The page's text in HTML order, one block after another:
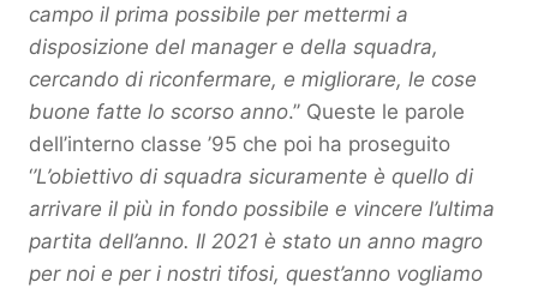
campo il prima possibile per mettermi a
disposizione del manager e della squadra,
cercando di riconfermare, e migliorare, le cose
buone fatte lo scorso anno.’’ Queste le parole
dell’interno classe ’95 che poi ha proseguito
‘’L’obiettivo di squadra sicuramente è quello di
arrivare il più in fondo possibile e vincere l’ultima
partita dell’anno. Il 2021 è stato un anno magro
per noi e per i nostri tifosi, quest’anno vogliamo